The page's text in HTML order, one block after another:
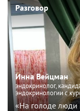
Разговор
Инна Вейцман
эндокринолог,
эндокринологии с
«На голоде люди